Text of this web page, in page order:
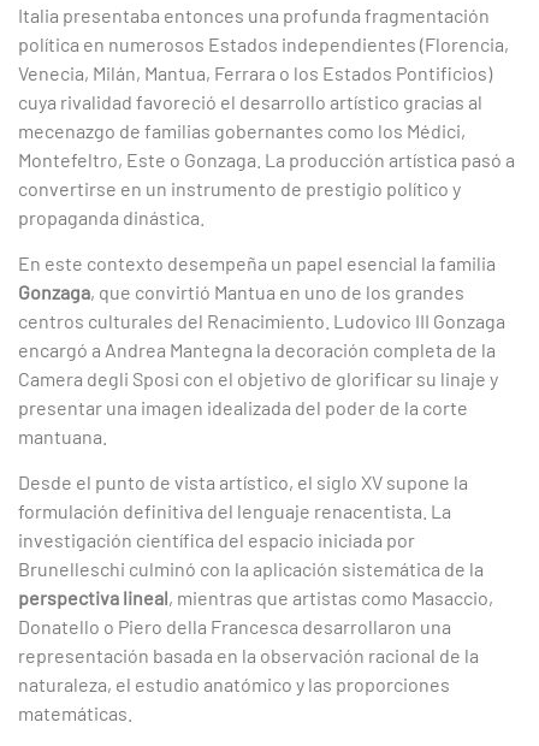
Italia presentaba entonces una profunda fragmentación
política en numerosos Estados independientes (Florencia,
Venecia, Milán, Mantua, Ferrara o los Estados Pontificios)
cuya rivalidad favoreció el desarrollo artístico gracias al
mecenazgo de familias gobernantes como los Médici,
Montefeltro, Este o Gonzaga. La producción artística pasó a
convertirse en un instrumento de prestigio político y
propaganda dinástica.
En este contexto desempeña un papel esencial la familia
Gonzaga, que convirtió Mantua en uno de los grandes
centros culturales del Renacimiento. Ludovico III Gonzaga
encargó a Andrea Mantegna la decoración completa de la
Camera degli Sposi con el objetivo de glorificar su linaje y
presentar una imagen idealizada del poder de la corte
mantuana.
Desde el punto de vista artístico, el siglo XV supone la
formulación definitiva del lenguaje renacentista. La
investigación científica del espacio iniciada por
Brunelleschi culminó con la aplicación sistemática de la
perspectiva lineal, mientras que artistas como Masaccio,
Donatello o Piero della Francesca desarrollaron una
representación basada en la observación racional de la
naturaleza, el estudio anatómico y las proporciones
matemáticas.